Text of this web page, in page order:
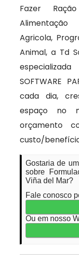
Fazer
Agricola,
Animal, a Td
SOFTWARE
cada dia,
espaço no
orçamento
custo/
Gostaria de
sobre
Viña del Mar?
Fale conosco
Ou em nosso